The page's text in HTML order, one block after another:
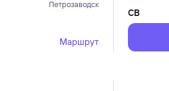
Петрозаводск
Маршрут
СВ